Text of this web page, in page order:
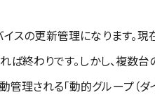
の更新管理になります。現
終わりです。しかし、複数
理される「動的グループ（ダ